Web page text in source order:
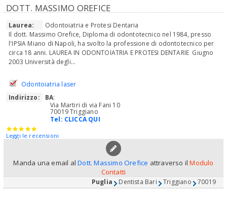
DOTT. MASSIMO OREFICE
Laurea:
Odontoiatria e Protesi Dentaria
Il dott. Massimo Orefice, Diploma di odontotecnico nel 1984, presso
l'IPSIA Miano di Napoli, ha svolto la professione di odontotecnico per
circa 18 anni. LAUREA IN ODONTOIATRIA E PROTESI DENTARIE Giugno
2003 Università degli...
Odontoiatria laser
Indirizzo:
BA:
Via Martiri di via Fani 10
70019 Triggiano
Tel: CLICCA QUI
Leggi le recensioni
Manda una email alDott. Massimo Orefice attraverso ilModulo
Contatti
Puglia Dentista Bari Triggiano 70019